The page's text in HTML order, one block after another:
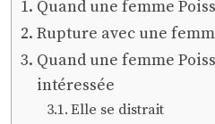
Quand une femme
Rupture avec une
Quand une femme
intéressée
Elle se distrait